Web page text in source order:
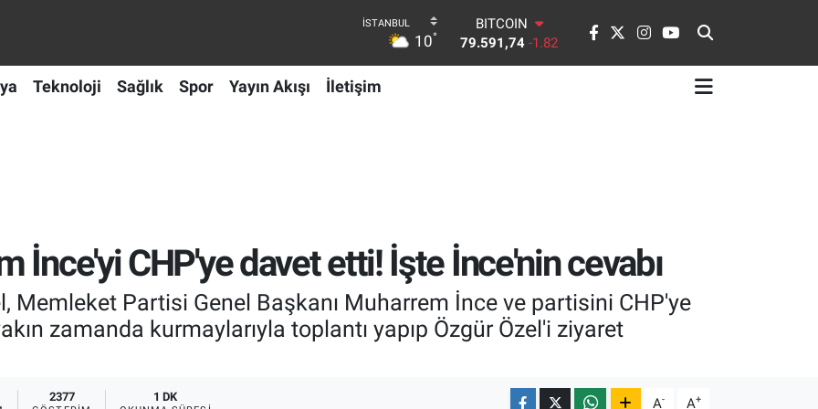
10°
BITCOIN
79.591,74 -1.82
DOLAR
Teknoloji Sağlık Spor Yayın Akışı İletişim
İnce'yi CHP'ye davet etti! İşte İnce'nin cevabı
Memleket Partisi Genel Başkanı Muharrem İnce ve partisini CHP'ye
zamanda kurmaylarıyla toplantı yapıp Özgür Özel'i ziyaret
2377 1 DK A- A+